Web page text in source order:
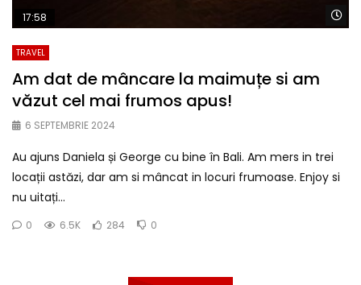
17:58
TRAVEL
Am dat de mâncare la maimuțe si am
văzut cel mai frumos apus!
6 SEPTEMBRIE 2024
Au ajuns Daniela și George cu bine în Bali. Am mers in trei
locații astăzi, dar am si mâncat in locuri frumoase. Enjoy si
nu uitați...
0 6.5K 284 0